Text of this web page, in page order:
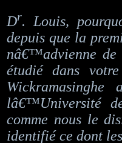
Dr. Louis,
depuis que la
nâ€™advienne de
étudié dans
lâ€™Université
comme nous le
identifié ce dont